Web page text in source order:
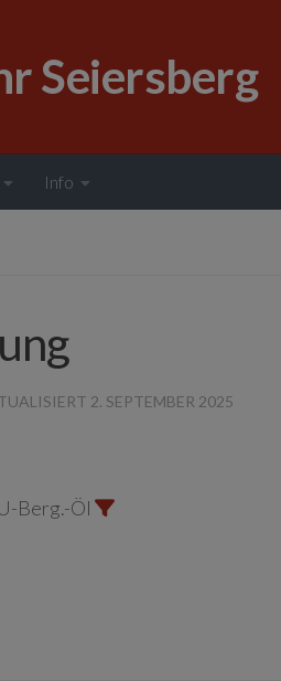
Seiersberg
Info
2. SEPTEMBER 2025
Berg.-Öl